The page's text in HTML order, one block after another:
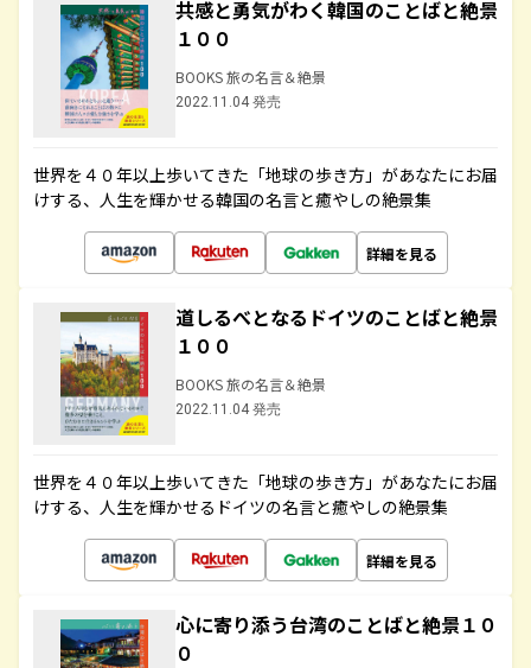
共感と勇気がわく韓国のことばと絶景
１００
BOOKS 旅の名言＆絶景
2022.11.04 発売
世界を４０年以上歩いてきた「地球の歩き方」があなたにお届
けする、人生を輝かせる韓国の名言と癒やしの絶景集
詳細を見る
道しるべとなるドイツのことばと絶景
１００
BOOKS 旅の名言＆絶景
2022.11.04 発売
世界を４０年以上歩いてきた「地球の歩き方」があなたにお届
けする、人生を輝かせるドイツの名言と癒やしの絶景集
詳細を見る
心に寄り添う台湾のことばと絶景１０
０